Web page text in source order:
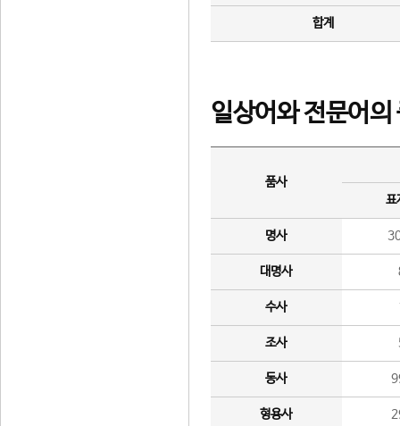
합계
일상어와 전문어의
품사
표
명사
대명사
수사
조사
동사
형용사